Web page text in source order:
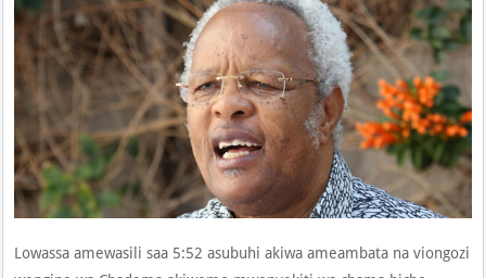
Lowassa amewasili saa 5:52 asubuhi akiwa ameambata na viongozi